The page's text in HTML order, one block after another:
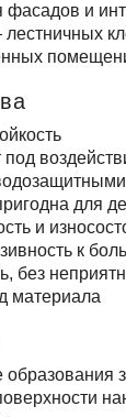
под
для
и
к
без
материала
фасадов и